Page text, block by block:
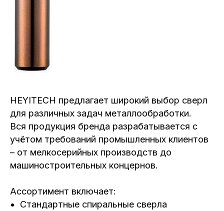
HEYITECH предлагает широкий выбор сверл
для различных задач металлообработки.
Вся продукция бренда разрабатывается с
учётом требований промышленных клиентов
– от мелкосерийных производств до
машиностроительных концернов.
Ассортимент включает:
Стандартные спиральные сверла